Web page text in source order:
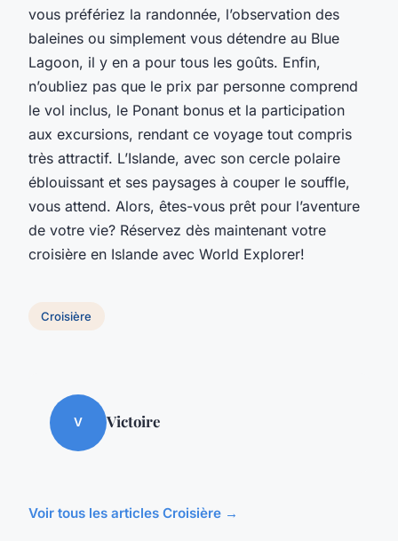
vous préfériez la randonnée, l’observation des
baleines ou simplement vous détendre au Blue
Lagoon, il y en a pour tous les goûts. Enfin,
n’oubliez pas que le prix par personne comprend
le vol inclus, le Ponant bonus et la participation
aux excursions, rendant ce voyage tout compris
très attractif. L’Islande, avec son cercle polaire
éblouissant et ses paysages à couper le souffle,
vous attend. Alors, êtes-vous prêt pour l’aventure
de votre vie? Réservez dès maintenant votre
croisière en Islande avec World Explorer!
Croisière
V Victoire
Voir tous les articles Croisière →